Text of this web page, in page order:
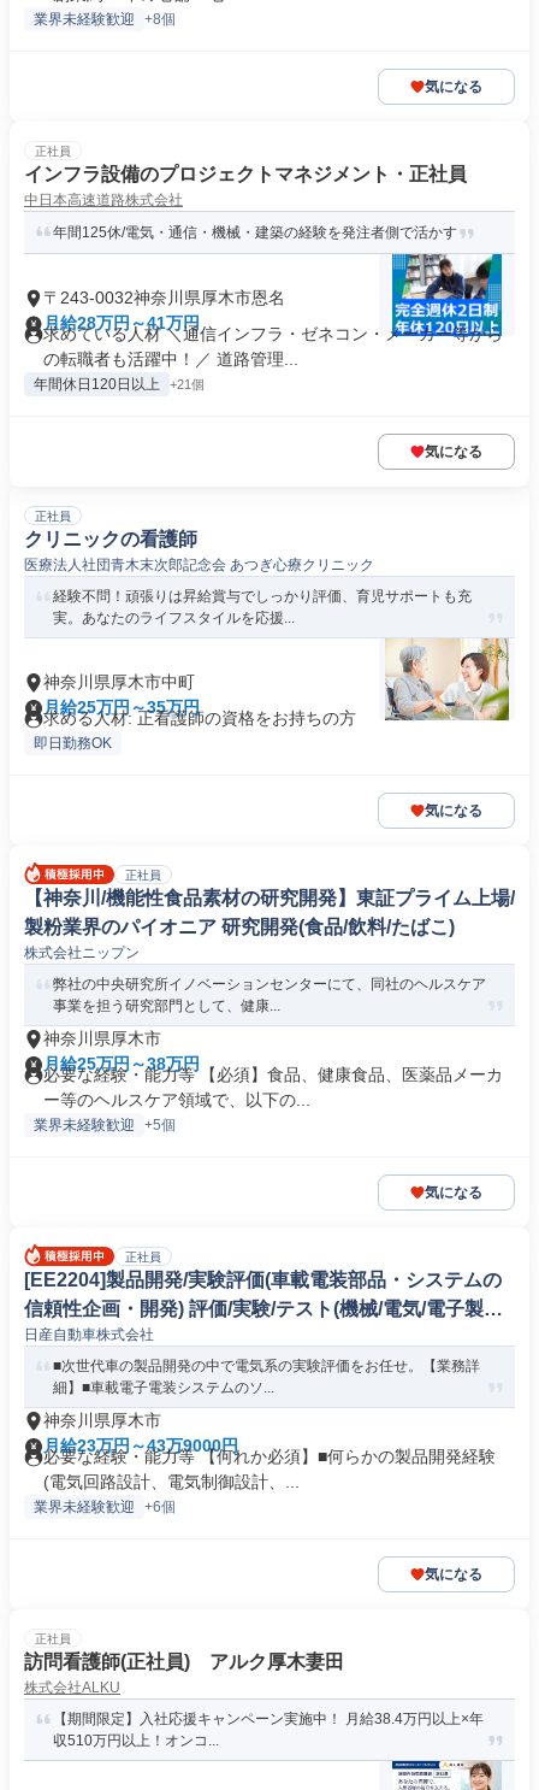
業界未経験歓迎 +8個
気になる
正社員
インフラ設備のプロジェクトマネジメント・正社員
中日本高速道路株式会社
年間125休/電気・通信・機械・建築の経験を発注者側で活かす
〒243-0032神奈川県厚木市恩名
月給28万円～41万円
求めている人材 ＼通信インフラ・ゼネコン・メーカー等から
の転職者も活躍中！／ 道路管理...
年間休日120日以上 +21個
気になる
正社員
クリニックの看護師
医療法人社団青木末次郎記念会 あつぎ心療クリニック
経験不問！頑張りは昇給賞与でしっかり評価、育児サポートも充
実。あなたのライフスタイルを応援...
神奈川県厚木市中町
月給25万円～35万円
求める人材: 正看護師の資格をお持ちの方
即日勤務OK
気になる
正社員
【神奈川/機能性食品素材の研究開発】東証プライム上場/
製粉業界のパイオニア 研究開発(食品/飲料/たばこ)
株式会社ニップン
弊社の中央研究所イノベーションセンターにて、同社のヘルスケア
事業を担う研究部門として、健康...
神奈川県厚木市
月給25万円～38万円
必要な経験・能力等 【必須】食品、健康食品、医薬品メーカ
ー等のヘルスケア領域で、以下の...
業界未経験歓迎 +5個
気になる
正社員
[EE2204]製品開発/実験評価(車載電装部品・システムの
信頼性企画・開発) 評価/実験/テスト(機械/電気/電子製品
専門職)
日産自動車株式会社
■次世代車の製品開発の中で電気系の実験評価をお任せ。【業務詳
細】■車載電子電装システムのソ...
神奈川県厚木市
月給23万円～43万9000円
必要な経験・能力等 【何れか必須】■何らかの製品開発経験
(電気回路設計、電気制御設計、...
業界未経験歓迎 +6個
気になる
正社員
訪問看護師(正社員) アルク厚木妻田
株式会社ALKU
【期間限定】入社応援キャンペーン実施中！ 月給38.4万円以上×年
収510万円以上！オンコ...